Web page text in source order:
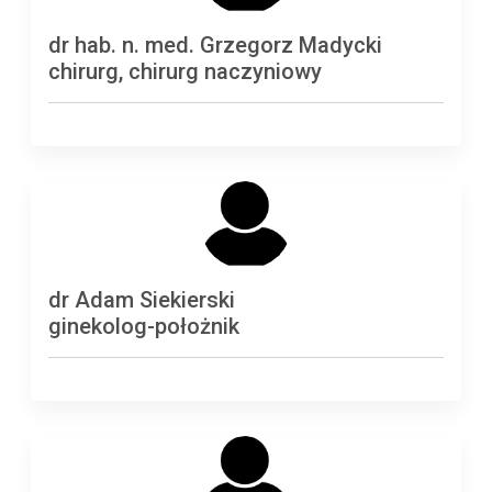
dr hab. n. med. Grzegorz Madycki
chirurg, chirurg naczyniowy
dr Adam Siekierski
ginekolog-położnik